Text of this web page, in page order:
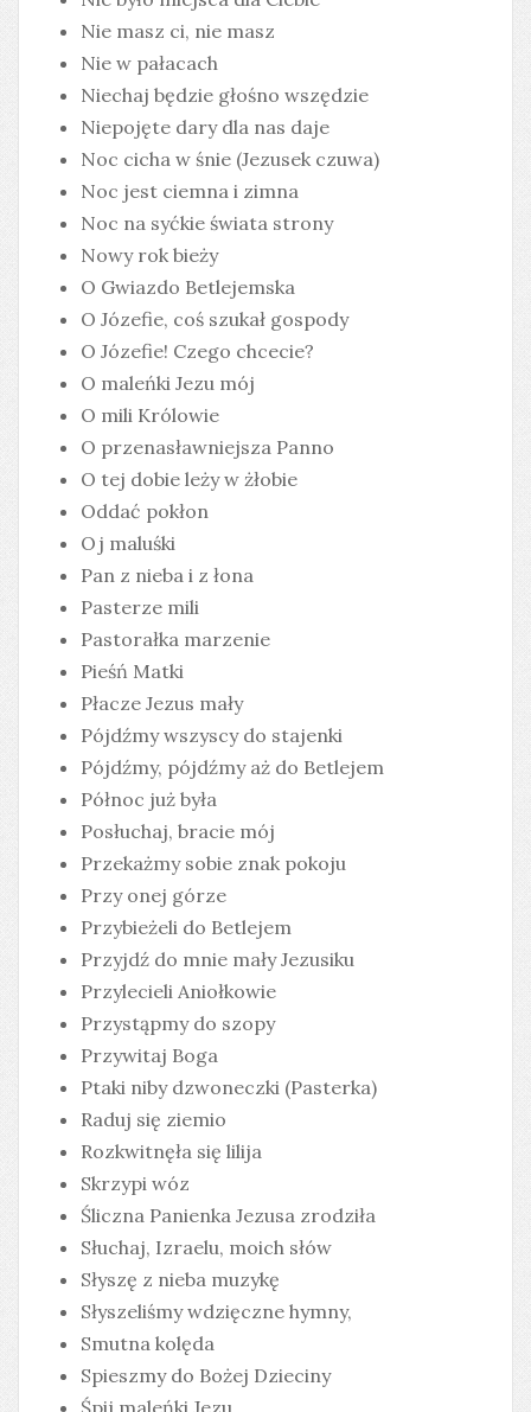
Nie masz ci, nie masz
Nie w pałacach
Niechaj będzie głośno wszędzie
Niepojęte dary dla nas daje
Noc cicha w śnie (Jezusek czuwa)
Noc jest ciemna i zimna
Noc na syćkie świata strony
Nowy rok bieży
O Gwiazdo Betlejemska
O Józefie, coś szukał gospody
O Józefie! Czego chcecie?
O maleńki Jezu mój
O mili Królowie
O przenasławniejsza Panno
O tej dobie leży w żłobie
Oddać pokłon
Oj maluśki
Pan z nieba i z łona
Pasterze mili
Pastorałka marzenie
Pieśń Matki
Płacze Jezus mały
Pójdźmy wszyscy do stajenki
Pójdźmy, pójdźmy aż do Betlejem
Północ już była
Posłuchaj, bracie mój
Przekażmy sobie znak pokoju
Przy onej górze
Przybieżeli do Betlejem
Przyjdź do mnie mały Jezusiku
Przylecieli Aniołkowie
Przystąpmy do szopy
Przywitaj Boga
Ptaki niby dzwoneczki (Pasterka)
Raduj się ziemio
Rozkwitnęła się lilija
Skrzypi wóz
Śliczna Panienka Jezusa zrodziła
Słuchaj, Izraelu, moich słów
Słyszę z nieba muzykę
Słyszeliśmy wdzięczne hymny,
Smutna kolęda
Spieszmy do Bożej Dzieciny